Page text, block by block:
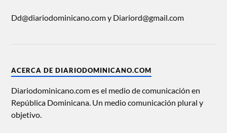
Dd@diariodominicano.com y Diariord@gmail.com
ACERCA DE DIARIODOMINICANO.COM
Diariodominicano.com es el medio de comunicación en
República Dominicana. Un medio comunicación plural y
objetivo.